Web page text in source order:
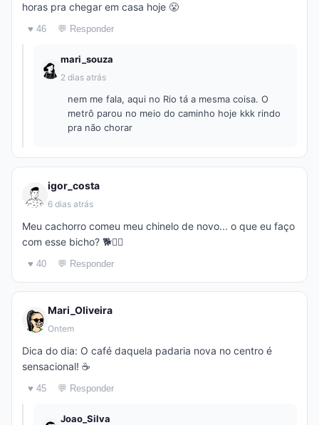
horas pra chegar em casa hoje 😤
♥ 46 💬 Responder
mari_souza
2 dias atrás
nem me fala, aqui no Rio tá a mesma coisa. O
metrô parou no meio do caminho hoje kkk rindo
pra não chorar
igor_costa
6 dias atrás
Meu cachorro comeu meu chinelo de novo... o que eu faço
com esse bicho? 🐕🤦‍♂️
♥ 40 💬 Responder
Mari_Oliveira
Ontem
Dica do dia: O café daquela padaria nova no centro é
sensacional! ☕
♥ 45 💬 Responder
Joao_Silva